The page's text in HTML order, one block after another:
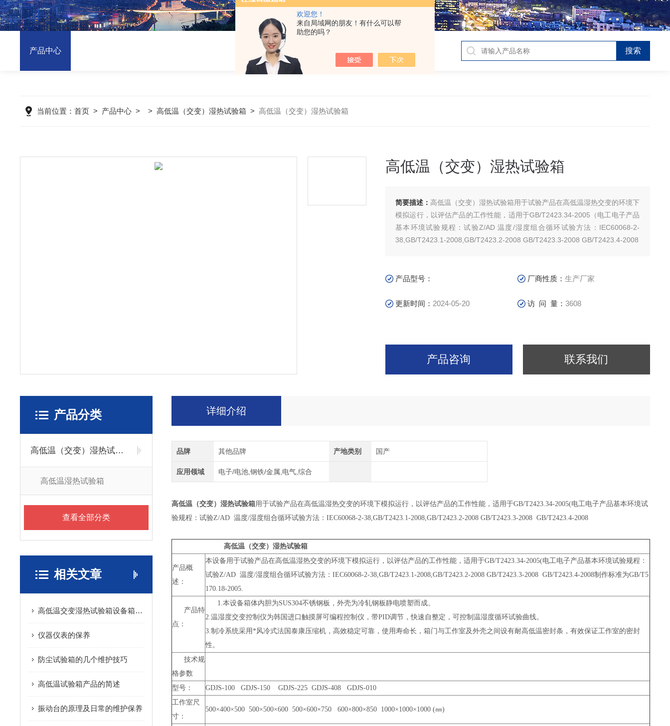
欢迎您！
来自局域网的朋友！有什么可以帮
助您的吗？
产品中心
当前位置：首页 > 产品中心 > >高低温（交变）湿热试验箱 >高低温（交变）湿热试验箱
高低温（交变）湿热试验箱
简要描述： 高低温（交变）湿热试验箱用于试验产品在高低温湿热交变的环境下
模拟运行，以评估产品的工作性能，适用于GB/T2423.34-2005（电工电子产品
基本环境试验规程：试验Z/AD 温度/湿度组合循环试验方法：IEC60068-2-
38,GB/T2423.1-2008,GB/T2423.2-2008 GB/T2423.3-2008 GB/T2423.4-2008
产品型号： 厂商性质：生产厂家
更新时间： 2024-05-20 访 问 量：3608
产品咨询 联系我们
产品分类
高低温（交变）湿热试验箱
高低温湿热试验箱
查看全部分类
相关文章
高低温交变湿热试验箱设备箱体结构简述
仪器仪表的保养
防尘试验箱的几个维护技巧
高低温试验箱产品的简述
振动台的原理及日常的维护保养
详细介绍
品牌 其他品牌 产地类别 国产
应用领域 电子/电池,钢铁/金属,电气,综合
高低温（交变）湿热试验箱用于试验产品在高低温湿热交变的环境下模拟运行，以评估产品的工作性能，适用于GB/T2423.34-2005(电工电子产品基本环境试
验规程：试验Z/AD 温度/湿度组合循环试验方法：IEC60068-2-38,GB/T2423.1-2008,GB/T2423.2-2008 GB/T2423.3-2008 GB/T2423.4-2008
高低温（交变）湿热试验箱
产品概
述：
本设备用于试验产品在高低温湿热交变的环境下模拟运行，以评估产品的工作性能，适用于GB/T2423.34-2005(电工电子产品基本环境试验规程：
试验Z/AD 温度/湿度组合循环试验方法：IEC60068-2-38,GB/T2423.1-2008,GB/T2423.2-2008 GB/T2423.3-2008 GB/T2423.4-2008制作标准为GB/T5
170.18-2005.
产品特
点：
1.本设备箱体内胆为SUS304不锈钢板，外壳为冷轧钢板静电喷塑而成。
2.温湿度交变控制仪为韩国进口触摸屏可编程控制仪，带PID调节，快速自整定，可控制温湿度循环试验曲线。
3.制冷系统采用*风冷式法国泰康压缩机，高效稳定可靠，使用寿命长，箱门与工作室及外壳之间设有耐高低温密封条，有效保证工作室的密封
性。
技术规
格参数
型号：
GDJS-100 GDJS-150 GDJS-225 GDJS-408 GDJS-010
工作室尺
寸：
500×400×500 500×500×600 500×600×750 600×800×850 1000×1000×1000 (㎜)